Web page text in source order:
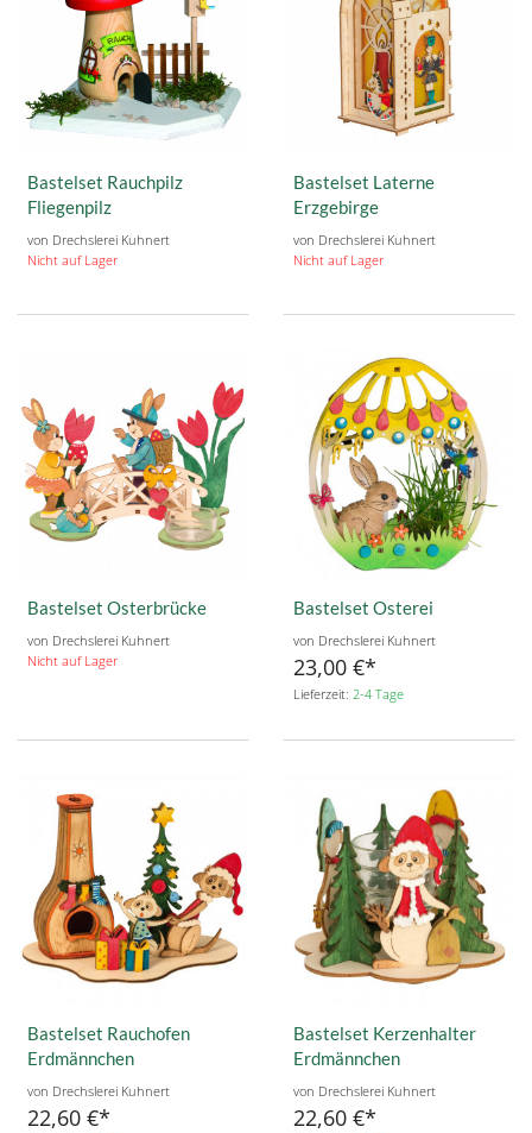
Bastelset Rauchpilz
Fliegenpilz
von Drechslerei Kuhnert
Nicht auf Lager
Bastelset Laterne
Erzgebirge
von Drechslerei Kuhnert
Nicht auf Lager
Bastelset Osterbrücke
von Drechslerei Kuhnert
Nicht auf Lager
Bastelset Osterei
von Drechslerei Kuhnert
23,00 €
Lieferzeit: 2-4 Tage
Bastelset Rauchofen
Erdmännchen
von Drechslerei Kuhnert
22,60 €
Bastelset Kerzenhalter
Erdmännchen
von Drechslerei Kuhnert
22,60 €